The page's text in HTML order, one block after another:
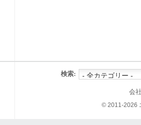
検索:
会
© 2011-2026